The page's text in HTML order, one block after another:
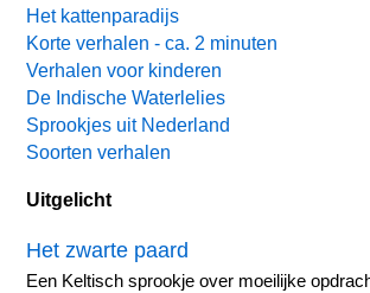
Het kattenparadijs
Korte verhalen - ca. 2 minuten
Verhalen voor kinderen
De Indische Waterlelies
Sprookjes uit Nederland
Soorten verhalen
Uitgelicht
Het zwarte paard
Een Keltisch sprookje over moeilijke